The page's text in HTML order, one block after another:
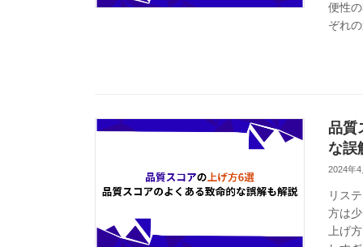
便性
ぞれ
品質
な誤
2024年
リス
方は
上げ